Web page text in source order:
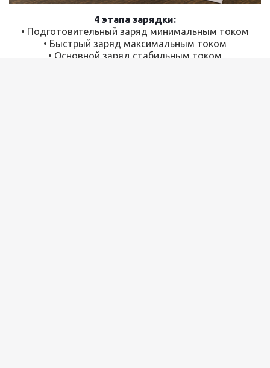
4 этапа зарядки:
• Подготовительный заряд минимальным током
• Быстрый заряд максимальным током
• Основной заряд стабильным током